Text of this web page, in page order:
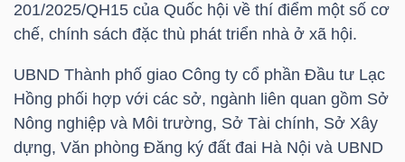
201/2025/QH15 của Quốc hội về thí điểm một số cơ
chế, chính sách đặc thù phát triển nhà ở xã hội.
UBND Thành phố giao Công ty cổ phần Đầu tư Lạc
Hồng phối hợp với các sở, ngành liên quan gồm Sở
Nông nghiệp và Môi trường, Sở Tài chính, Sở Xây
dựng, Văn phòng Đăng ký đất đai Hà Nội và UBND
NGHIỆP
CỔ
PHIẾU